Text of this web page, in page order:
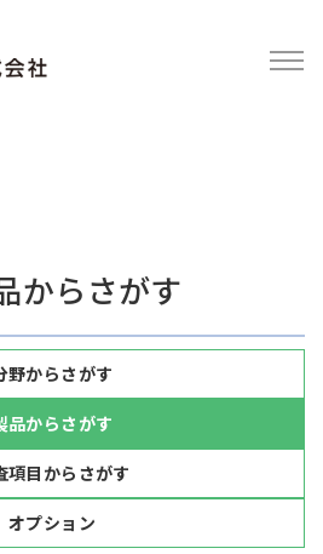
からさがす
野からさがす
品からさがす
項目からさがす
オプション